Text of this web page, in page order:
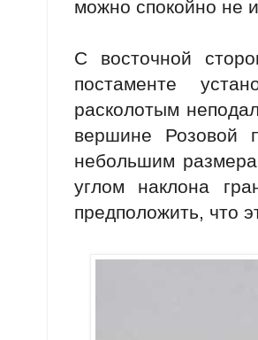
можно спокойно не
С восточной
постаменте
расколотым
вершине Розовой
небольшим
углом наклона
предположить, что